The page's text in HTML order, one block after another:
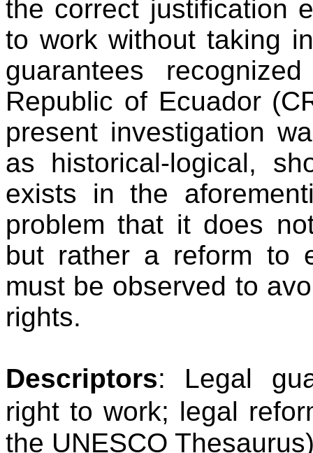
the correct justification
to work without taking
guarantees
Republic of Ecuador
present investigation
as historical-logical,
exists in the
problem that it does
but rather a reform to
must be observed to
rights.
Descriptors: Legal
right to work; legal
the UNESCO